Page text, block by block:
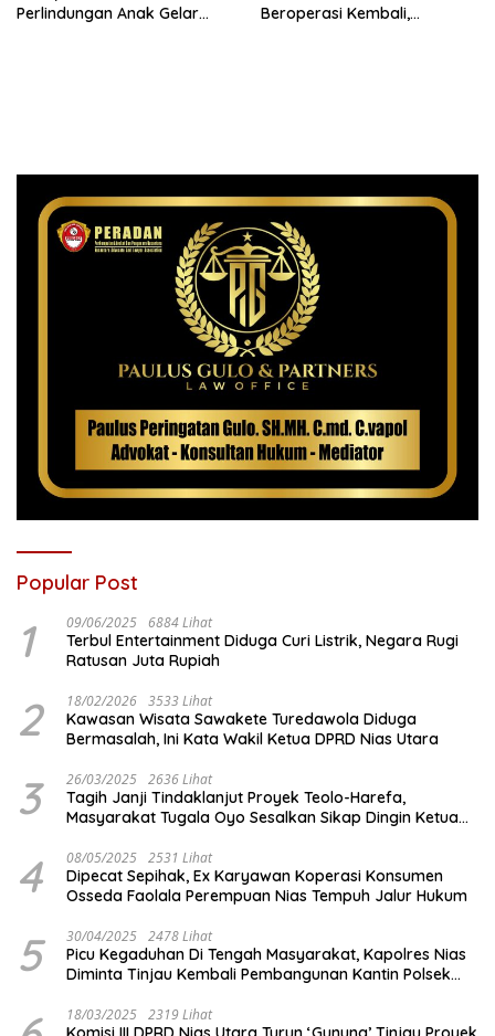
Perlindungan Anak Gelar
Beroperasi Kembali,
Popular Post
1 09/06/2025 6884 Lihat
Terbul Entertainment Diduga Curi Listrik, Negara Rugi
Ratusan Juta Rupiah
2 18/02/2026 3533 Lihat
Kawasan Wisata Sawakete Turedawola Diduga
Bermasalah, Ini Kata Wakil Ketua DPRD Nias Utara
3 26/03/2025 2636 Lihat
Tagih Janji Tindaklanjut Proyek Teolo-Harefa,
Masyarakat Tugala Oyo Sesalkan Sikap Dingin Ketua
4 08/05/2025 2531 Lihat
Dipecat Sepihak, Ex Karyawan Koperasi Konsumen
Osseda Faolala Perempuan Nias Tempuh Jalur Hukum
5 30/04/2025 2478 Lihat
Picu Kegaduhan Di Tengah Masyarakat, Kapolres Nias
Diminta Tinjau Kembali Pembangunan Kantin Polsek
18/03/2025 2319 Lihat